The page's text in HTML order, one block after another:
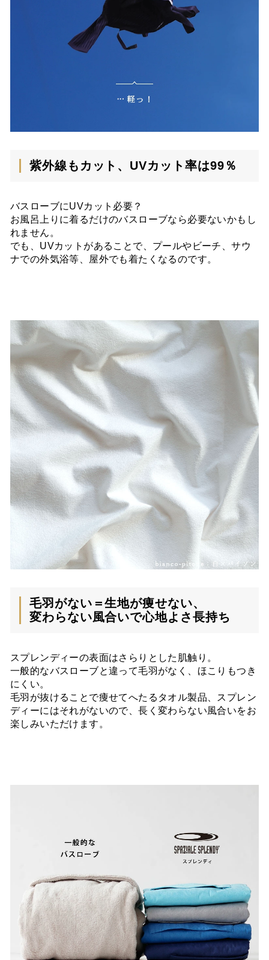
紫外線もカット、UVカット率は99％
バスローブにUVカット必要？
お風呂上りに着るだけのバスローブなら必要ないかもし
れません。
でも、UVカットがあることで、プールやビーチ、サウ
ナでの外気浴等、屋外でも着たくなるのです。
毛羽がない＝生地が痩せない、
変わらない風合いで心地よさ長持ち
スプレンディーの表面はさらりとした肌触り。
一般的なバスローブと違って毛羽がなく、ほこりもつき
にくい。
毛羽が抜けることで痩せてへたるタオル製品、スプレン
ディーにはそれがないので、長く変わらない風合いをお
楽しみいただけます。